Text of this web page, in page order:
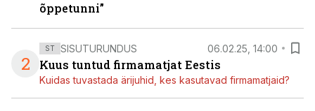
õppetunni”
2
ST SISUTURUNDUS 06.02.25, 14:00
Kuus tuntud firmamatjat Eestis
Kuidas tuvastada ärijuhid, kes kasutavad firmamatjaid?